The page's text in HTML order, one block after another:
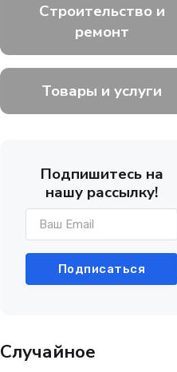
Строительство и
ремонт
Товары и услуги
Подпишитесь на
нашу рассылку!
Подписаться
Случайное